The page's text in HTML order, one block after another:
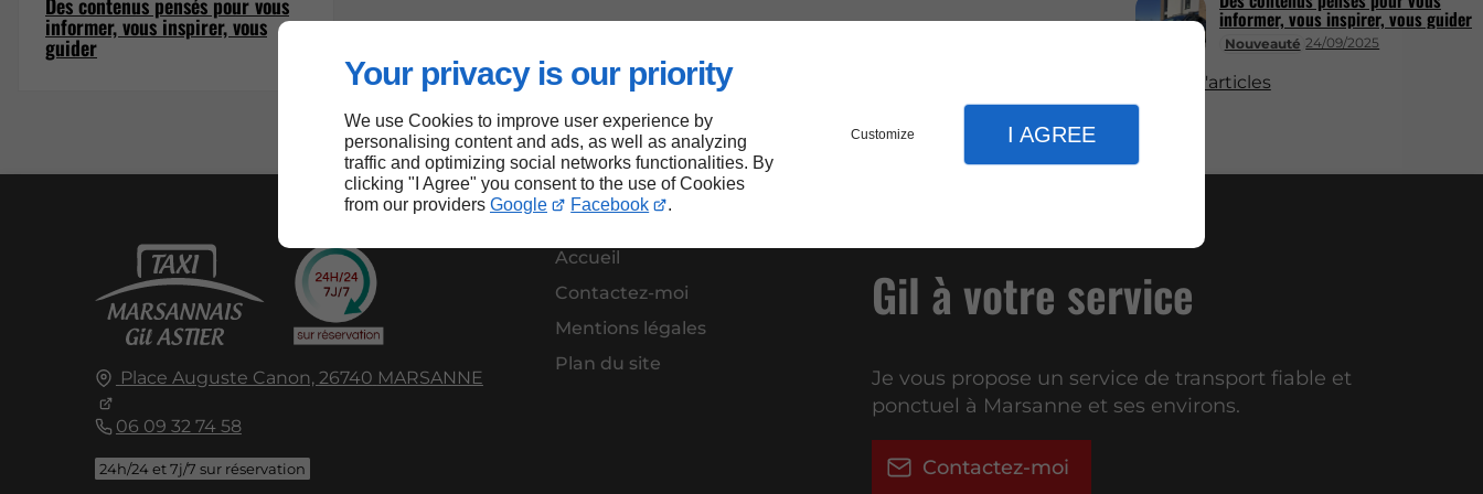
Your privacy is our priority
We use Cookies to improve user experience by
personalising content and ads, as well as analyzing
traffic and optimizing social networks functionalities. By
clicking "I Agree" you consent to the use of Cookies
from our providers Google Facebook .
Customize I AGREE
Nouveauté 24/09/2025
informer, vous inspirer, vous guider
Plus d'articles
informer, vous inspirer, vous
guider
Place Auguste Canon, 26740 MARSANNE
06 09 32 74 58
24h/24 et 7j/7 sur réservation
Accueil
Contactez-moi
Mentions légales
Plan du site
Gil à votre service
Je vous propose un service de transport fiable et
ponctuel à Marsanne et ses environs.
Contactez-moi